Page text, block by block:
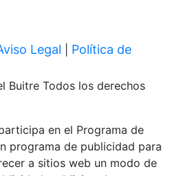
Legal
Política de
Buitre Todos los derechos
en el Programa de
programa de publicidad para
a sitios web un modo de